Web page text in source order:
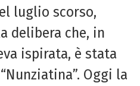
luglio scorso,
delibera che, in
ispirata, è stata
Oggi la